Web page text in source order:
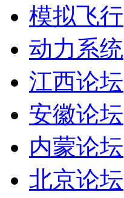
模拟飞行
动力系统
江西论坛
安徽论坛
内蒙论坛
北京论坛